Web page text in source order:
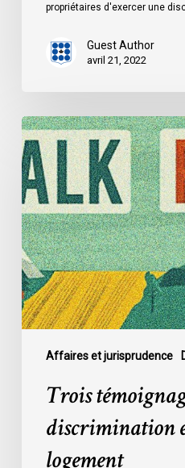
propriétaires d'exercer une
Guest Author
avril 21, 2022
Affaires et jurisprudence
Trois
témoignages
de
discrimination
en
matière
de
logement
Trois
discrimination
logement